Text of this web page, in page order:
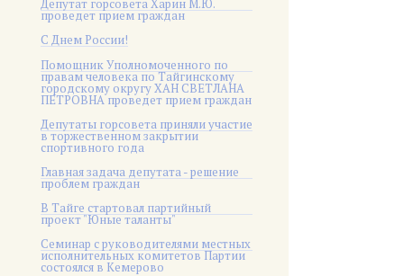
Депутат горсовета Харин М.Ю.
проведет прием граждан
С Днем России!
Помощник Уполномоченного по
правам человека по Тайгинскому
городскому округу ХАН СВЕТЛАНА
ПЕТРОВНА проведет прием граждан
Депутаты горсовета приняли участие
в торжественном закрытии
спортивного года
Главная задача депутата - решение
проблем граждан
В Тайге стартовал партийный
проект "Юные таланты"
Семинар с руководителями местных
исполнительных комитетов Партии
состоялся в Кемерово